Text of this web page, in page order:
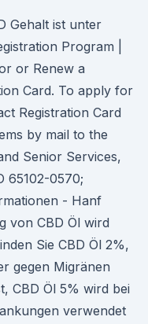
Gehalt ist unter
Program |
or Renew a
Card. To apply for
Registration Card
by mail to the
Senior Services,
65102-0570;
- Hanf
von CBD Öl wird
Sie CBD Öl 2%,
gegen Migränen
CBD Öl 5% wird bei
verwendet